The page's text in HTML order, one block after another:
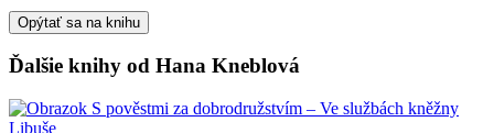
Opýtať sa na knihu
Ďalšie knihy od Hana Kneblová